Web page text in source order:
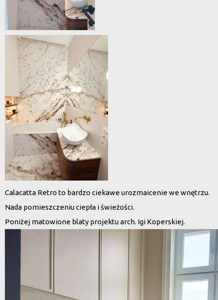
Calacatta Retro to bardzo ciekawe urozmaicenie we wnętrzu.
Nada pomieszczeniu ciepła i świeżości.
Poniżej matowione blaty projektu arch. Igi Koperskiej.